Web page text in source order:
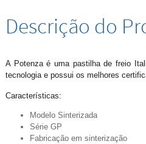
Descrição do
A Potenza é uma pastilha de freio
tecnologia e possui os melhores
Características:
Modelo Sinterizada
Série GP
Fabricação em sinterização